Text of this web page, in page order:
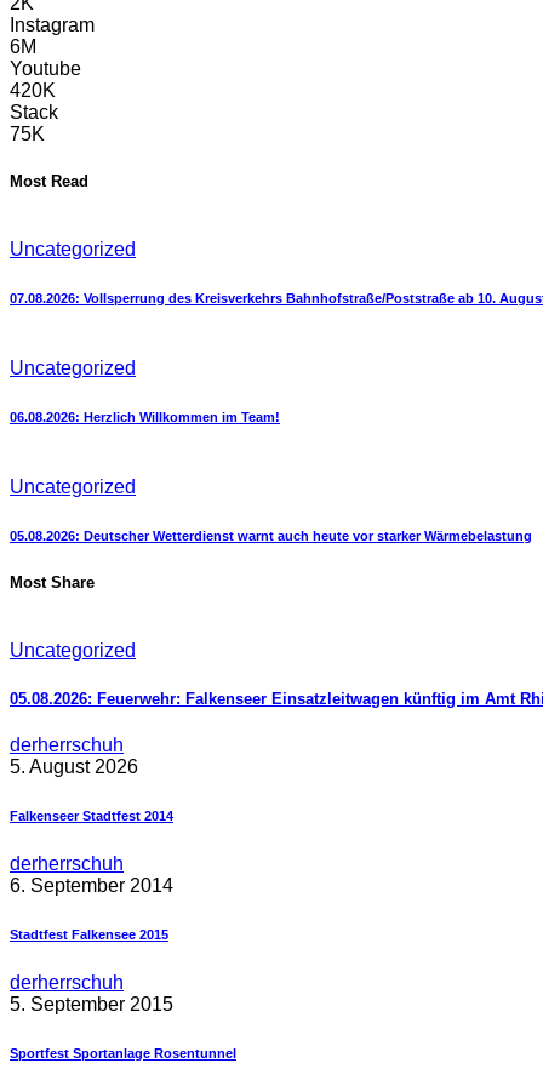
Instagram
6M
Youtube
420K
Stack
75K
Most Read
Uncategorized
07.08.2026: Vollsperrung des Kreisverkehrs Bahnhofstraße/Poststraße ab 10.
Uncategorized
06.08.2026: Herzlich Willkommen im Team!
Uncategorized
05.08.2026: Deutscher Wetterdienst warnt auch heute vor starker Wärmebelastung
Most Share
Uncategorized
05.08.2026: Feuerwehr: Falkenseer Einsatzleitwagen künftig im Amt
derherrschuh
5. August 2026
Falkenseer Stadtfest 2014
derherrschuh
6. September 2014
Stadtfest Falkensee 2015
derherrschuh
5. September 2015
Sportfest Sportanlage Rosentunnel